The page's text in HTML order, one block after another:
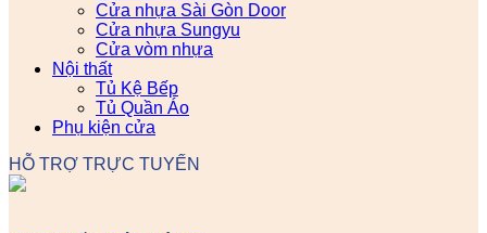
Cửa nhựa Sài Gòn Door
Cửa nhựa Sungyu
Cửa vòm nhựa
Nội thất
Tủ Kệ Bếp
Tủ Quần Áo
Phụ kiện cửa
HỖ TRỢ TRỰC TUYẾN